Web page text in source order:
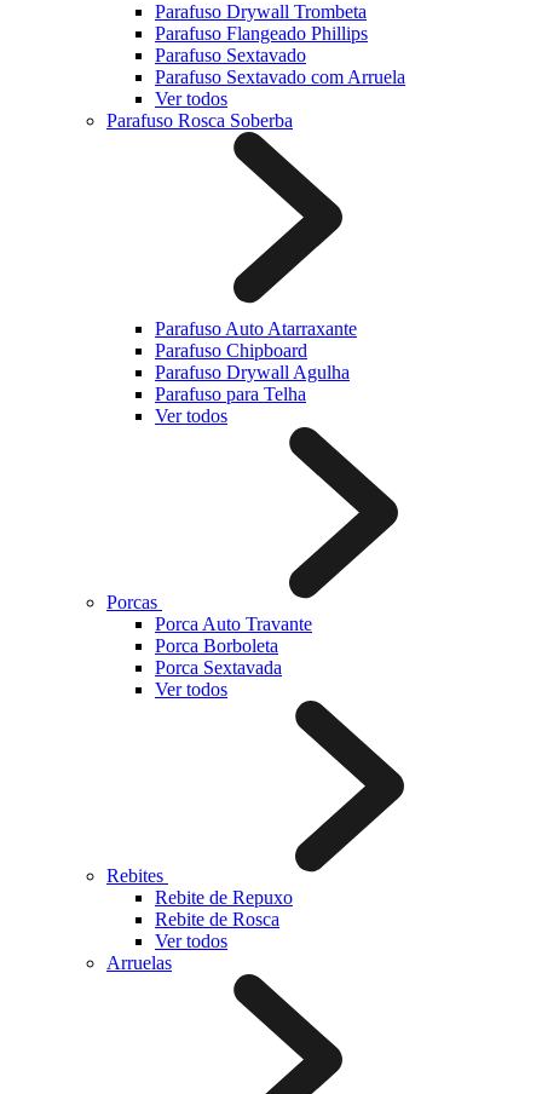
Parafuso Drywall Trombeta
Parafuso Flangeado Phillips
Parafuso Sextavado
Parafuso Sextavado com Arruela
Ver todos
Parafuso Rosca Soberba
Parafuso Auto Atarraxante
Parafuso Chipboard
Parafuso Drywall Agulha
Parafuso para Telha
Ver todos
Porcas
Porca Auto Travante
Porca Borboleta
Porca Sextavada
Ver todos
Rebites
Rebite de Repuxo
Rebite de Rosca
Ver todos
Arruelas